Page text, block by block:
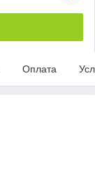
Оплата